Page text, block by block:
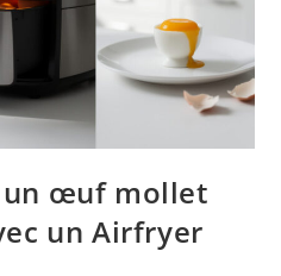
un œuf mollet
un Airfryer